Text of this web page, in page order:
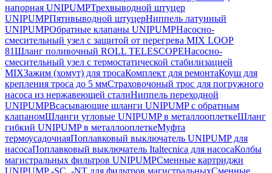
напорная UNIPUMPТрехвыводной штуцер
UNIPUMPПятивыводной штуцерНиппель латунный
UNIPUMPОбратные клапаны UNIPUMPНасосно-
смесительный узел с защитой от перегрева MIX LOOP
81Шланг поливочный ROLL TELESCOPEНасосно-
смесительный узел с термостатической стабилизацией
MIXЗажим (хомут) для тросаКомплект для ремонтаКоуш для
крепления троса до 5 ммСтраховочоный трос для погружного
насоса из нержавеющей сталиНиппель переходной
UNIPUMPВсасывающие шланги UNIPUMP с обратным
клапаномШланги угловые UNIPUMP в металлооплеткеШланг
гибкий UNIPUMP в металлооплеткеМуфта
термоусадочнаяПоплавковый выключатель UNIPUMP для
насосаПоплавковый выключатель Italtecnica для насосаКолбы
магистральных фильтров UNIPUMPСменные картриджи
UNIPUMP -SC, -NT для фильтров магистральныхСменные